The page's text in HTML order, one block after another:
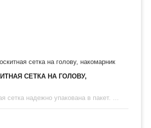
СЕТКА НА ГОЛОВУ,
сетка надежно упакована в пакет. ...